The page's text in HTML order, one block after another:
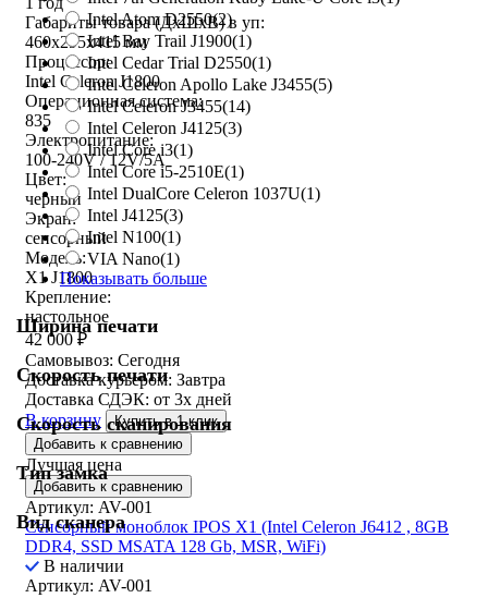
Intel Atom D2550(2)
Intel Bay Trail J1900(1)
Intel Cedar Trial D2550(1)
Intel Celeron Apollo Lake J3455(5)
Intel Celeron J3455(14)
Intel Celeron J4125(3)
Intel Core i3(1)
Intel Core i5-2510E(1)
Intel DualCore Celeron 1037U(1)
Intel J4125(3)
Intel N100(1)
VIA Nano(1)
Показывать больше
Ширина печати
Скорость печати
Скорость сканирования
Тип замка
Вид сканера
Габариты товара (ДxШxВ) в уп:
460x295x415 мм
Процессор:
Intel Celeron J1800
Операционная система:
835
Электропитание:
100-240V / 12V/5A
Цвет:
черный
Экран:
сенсорный
Модель:
X1 J1800
Крепление:
настольное
42 000 ₽
Самовывоз: Сегодня
Доставка курьером: Завтра
Доставка СДЭК: от 3х дней
В корзину
Купить в 1 клик
Добавить к сравнению
Лучшая цена
Добавить к сравнению
Артикул: AV-001
Сенсорный моноблок IPOS X1 (Intel Celeron J6412 , 8GB
DDR4, SSD MSATA 128 Gb, MSR, WiFi)
В наличии
Артикул: AV-001